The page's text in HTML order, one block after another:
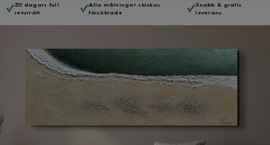
Inga produkter i varukorgen.
30 dagars full
returrätt
Alla målningar skickas
försäkrade
Snabb & gratis
leverans